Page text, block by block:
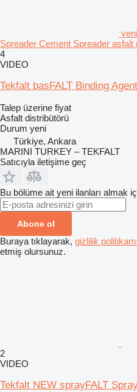
Spreader Cement Spreader asfalt
4
VIDEO
Tekfalt basFALT Binding
Talep üzerine fiyat
Asfalt distribütörü
Durum yeni
Türkiye, Ankara
MARINI TURKEY – TEKFALT
Satıcıyla iletişime geç
Bu bölüme ait yeni ilanları almak
Abone ol
Buraya tıklayarak, gizlilik
etmiş olursunuz.
2
VIDEO
Tekfalt NEW sprayFALT